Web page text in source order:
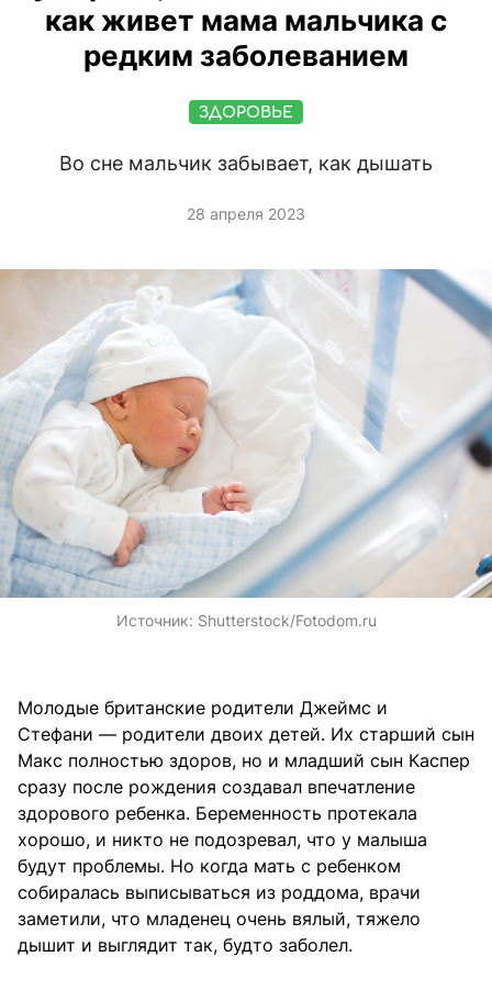
как живет мама мальчика с
редким заболеванием
ЗДОРОВЬЕ
Во сне мальчик забывает, как дышать
28 апреля 2023
Источник: Shutterstock/Fotodom.ru
Молодые британские родители Джеймс и
Стефани — родители двоих детей. Их старший сын
Макс полностью здоров, но и младший сын Каспер
сразу после рождения создавал впечатление
здорового ребенка. Беременность протекала
хорошо, и никто не подозревал, что у малыша
будут проблемы. Но когда мать с ребенком
собиралась выписываться из роддома, врачи
заметили, что младенец очень вялый, тяжело
дышит и выглядит так, будто заболел.